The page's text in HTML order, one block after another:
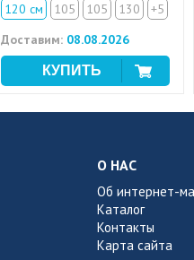
120 см
105 105 130
+5
Доставим: 08.08.2026
О НАС
Об интернет-
Каталог
Контакты
Карта сайта